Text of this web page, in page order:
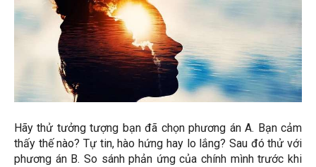
Hãy thử tưởng tượng bạn đã chọn phương án A. Bạn cảm
thấy thế nào? Tự tin, hào hứng hay lo lắng? Sau đó thử với
phương án B. So sánh phản ứng của chính mình trước khi